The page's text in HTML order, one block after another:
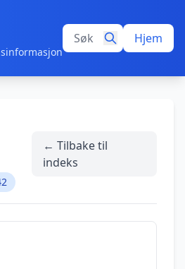
Hjem
← Tilbake til
indeks